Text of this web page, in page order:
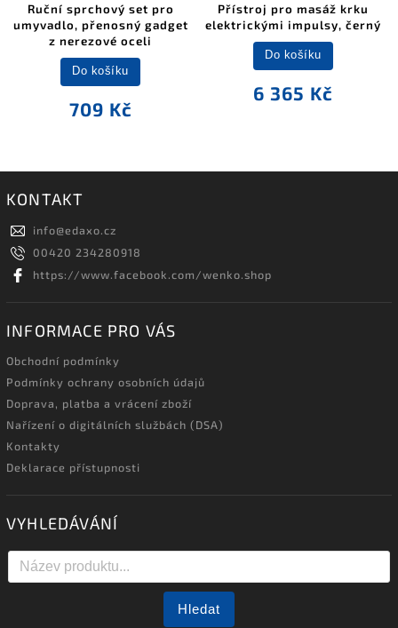
Ruční sprchový set pro
umyvadlo, přenosný gadget
z nerezové oceli
709 Kč
Do košíku
Přístroj pro masáž krku
elektrickými impulsy, černý
6 365 Kč
Do košíku
KONTAKT
info@edaxo.cz
00420 234280918
https://www.facebook.com/wenko.shop
INFORMACE PRO VÁS
Obchodní podmínky
Podmínky ochrany osobních údajů
Doprava, platba a vrácení zboží
Nařízení o digitálních službách (DSA)
Kontakty
Deklarace přístupnosti
VYHLEDÁVÁNÍ
Hledat